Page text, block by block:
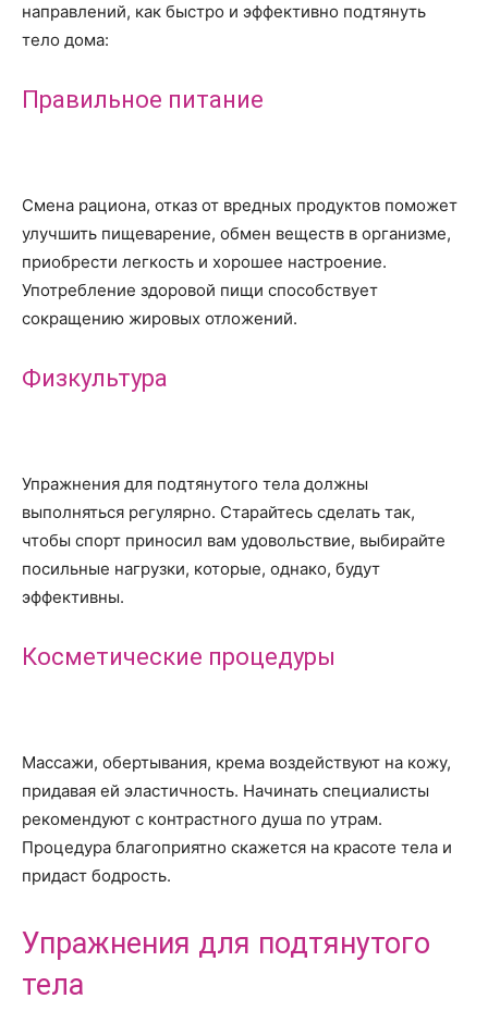
направлений, как быстро и эффективно подтянуть
тело дома:
Правильное питание
Смена рациона, отказ от вредных продуктов поможет
улучшить пищеварение, обмен веществ в организме,
приобрести легкость и хорошее настроение.
Употребление здоровой пищи способствует
сокращению жировых отложений.
Физкультура
Упражнения для подтянутого тела должны
выполняться регулярно. Старайтесь сделать так,
чтобы спорт приносил вам удовольствие, выбирайте
посильные нагрузки, которые, однако, будут
эффективны.
Косметические процедуры
Массажи, обертывания, крема воздействуют на кожу,
придавая ей эластичность. Начинать специалисты
рекомендуют с контрастного душа по утрам.
Процедура благоприятно скажется на красоте тела и
придаст бодрость.
Упражнения для подтянутого
тела